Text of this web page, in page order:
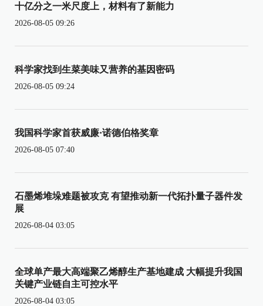
十亿分之一米尺度上，材料有了新能力
2026-08-05 09:26
科学家找到生菜美味又营养的基因密码
2026-08-05 09:24
我国科学家首获威廉·诺德伯格奖章
2026-08-05 07:40
石墨烯堆垛难题被攻克 有望推动新一代拓扑量子器件发
展
2026-08-04 03:05
全球单产最大高端聚乙烯醇生产基地建成 大幅提升我国
关键产业链自主可控水平
2026-08-04 03:05